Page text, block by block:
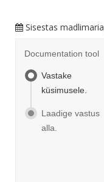
Sisestas madlimaria